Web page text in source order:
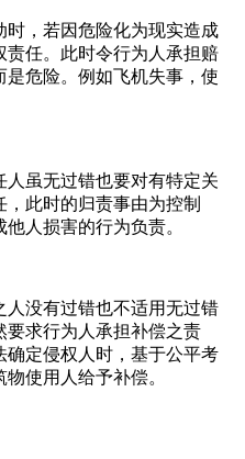
，若因危险化为现实造成
任。此时令行为人承担赔
危险。例如飞机失事，使
虽无过错也要对有特定关
此时的归责事由为控制
人损害的行为负责。
没有过错也不适用无过错
要求行为人承担补偿之责
定侵权人时，基于公平考
使用人给予补偿。